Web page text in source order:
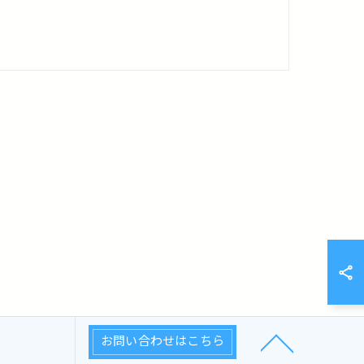
お問い合わせはこちら